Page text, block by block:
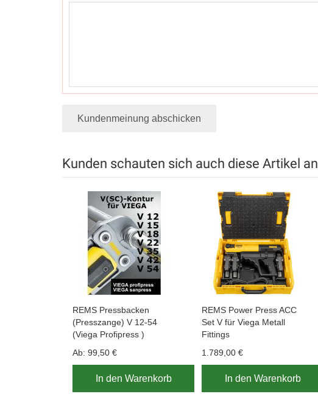
Kundenmeinung abschicken
Kunden schauten sich auch diese Artikel an
REMS Pressbacken
(Presszange) V 12-54
(Viega Profipress )
Ab: 99,50 €
In den Warenkorb
REMS Power Press ACC
Set V für Viega Metall
Fittings
1.789,00 €
In den Warenkorb